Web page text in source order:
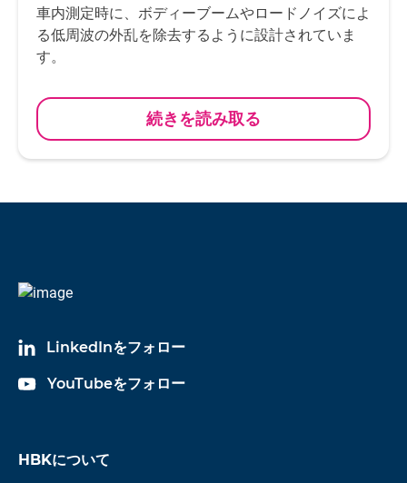
車内測定時に、ボディーブームやロードノイズによ
る低周波の外乱を除去するように設計されていま
す。
続きを読み取る
LinkedInをフォロー
YouTubeをフォロー
HBKについて